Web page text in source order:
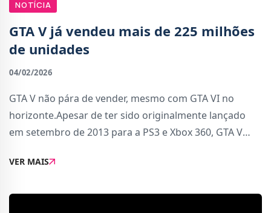
NOTÍCIA
GTA V já vendeu mais de 225 milhões
de unidades
04/02/2026
GTA V não pára de vender, mesmo com GTA VI no
horizonte.Apesar de ter sido originalmente lançado
em setembro de 2013 para a PS3 e Xbox 360, GTA V
As versões lançadas posteriormente para PC, PS4,
VER MAIS